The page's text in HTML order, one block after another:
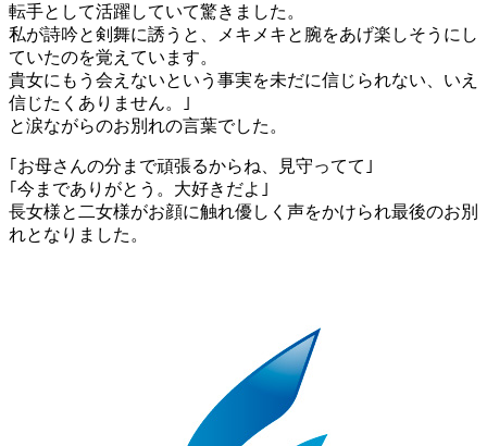
転手として活躍していて驚きました。
私が詩吟と剣舞に誘うと、メキメキと腕をあげ楽しそうにし
ていたのを覚えています。
貴女にもう会えないという事実を未だに信じられない、いえ
信じたくありません。｣
と涙ながらのお別れの言葉でした。
｢お母さんの分まで頑張るからね、見守ってて｣
｢今までありがとう。大好きだよ｣
長女様と二女様がお顔に触れ優しく声をかけられ最後のお別
れとなりました。